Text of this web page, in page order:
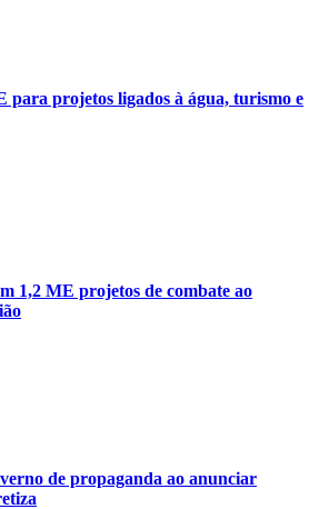
para projetos ligados à água, turismo e
1,2 ME projetos de combate ao
de propaganda ao anunciar